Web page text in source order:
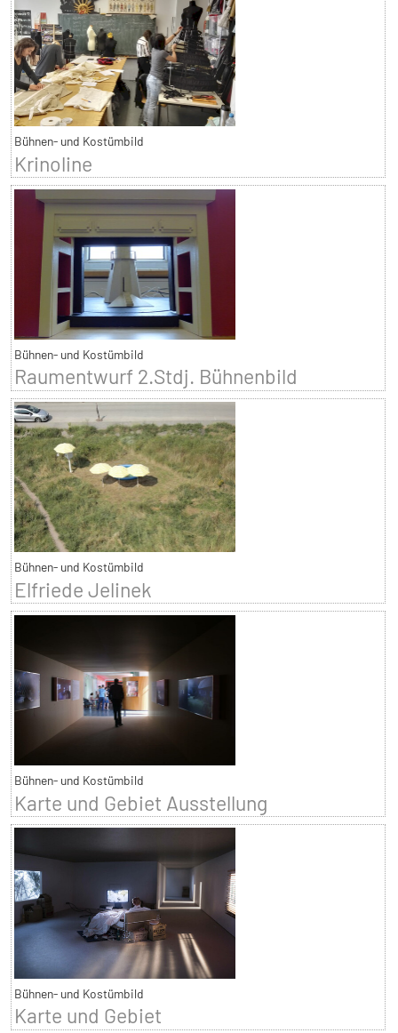
Bühnen- und Kostümbild
Krinoline
Bühnen- und Kostümbild
Raumentwurf 2.Stdj. Bühnenbild
Bühnen- und Kostümbild
Elfriede Jelinek
Bühnen- und Kostümbild
Karte und Gebiet Ausstellung
Bühnen- und Kostümbild
Karte und Gebiet